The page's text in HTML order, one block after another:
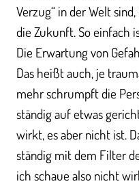
Verzug“ in der Welt
die Zukunft. So einfach
Die Erwartung von
Das heißt auch, je
mehr schrumpft die
ständig auf etwas
wirkt, es aber nicht ist.
ständig mit dem Filter
ich schaue also nicht